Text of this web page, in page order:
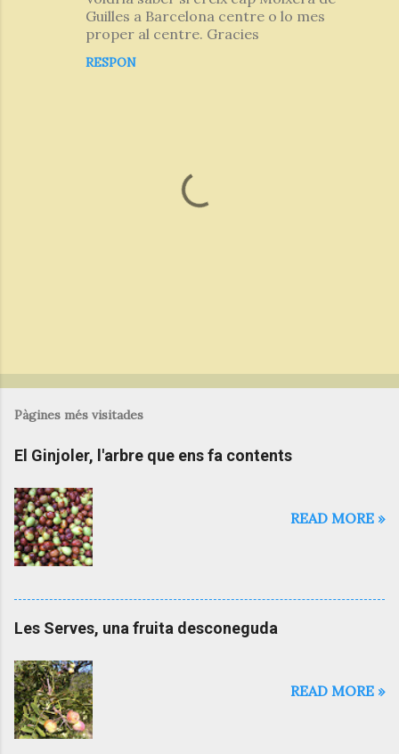
Guilles a Barcelona centre o lo mes
proper al centre. Gracies
RESPON
P
u
b
l
c
u
n
c
o
m
n
a
i
a
l
'
e
Pàgines més visitades
El Ginjoler, l'arbre que ens fa contents
READ MORE »
Les Serves, una fruita desconeguda
READ MORE »